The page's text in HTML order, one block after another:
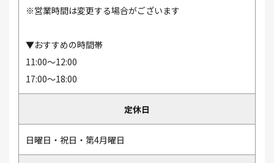
※営業時間は変更する場合がございます
▼おすすめの時間帯
11:00～12:00
17:00～18:00
定休日
日曜日・祝日・第4月曜日